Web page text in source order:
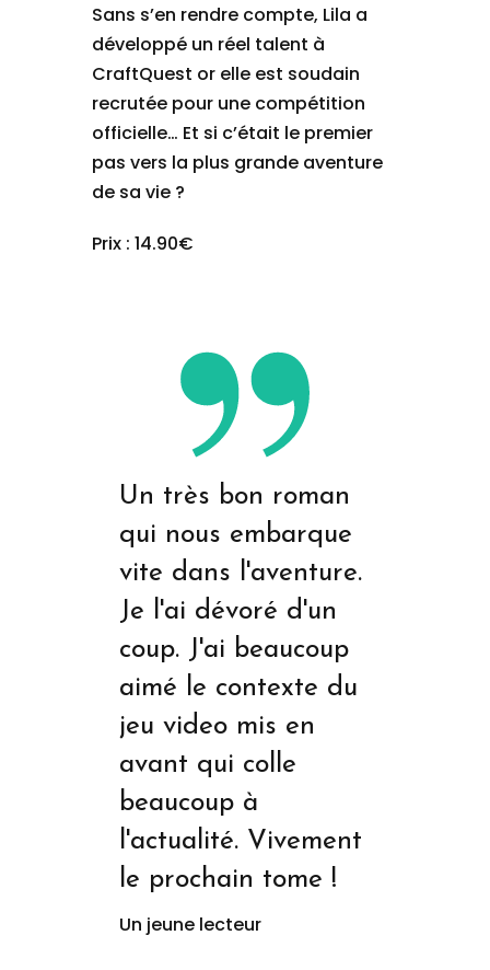
Sans s’en rendre compte, Lila a
développé un réel talent à
CraftQuest or elle est soudain
recrutée pour une compétition
officielle… Et si c’était le premier
pas vers la plus grande aventure
de sa vie ?
Prix : 14.90€
Un très bon roman
qui nous embarque
vite dans l'aventure.
Je l'ai dévoré d'un
coup. J'ai beaucoup
aimé le contexte du
jeu video mis en
avant qui colle
beaucoup à
l'actualité. Vivement
le prochain tome !
Un jeune lecteur